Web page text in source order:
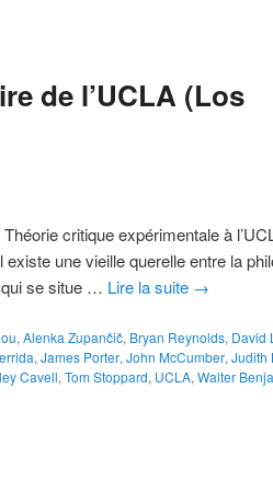
de l’UCLA (Los
critique expérimentale à
une vieille querelle entre la
qui se situe … Lire la suite →
, Alenka Zupančič, Bryan Reynolds, David
, James Porter, John McCumber, Judith
Cavell, Tom Stoppard, UCLA, Walter